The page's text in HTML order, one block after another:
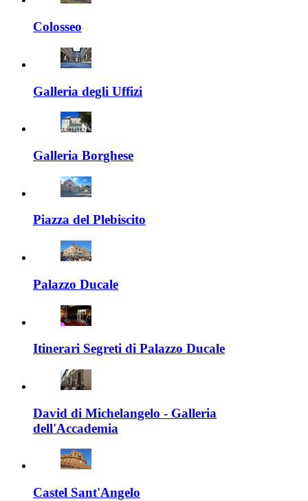
Colosseo
Galleria degli Uffizi
Galleria Borghese
Piazza del Plebiscito
Palazzo Ducale
Itinerari Segreti di Palazzo Ducale
David di Michelangelo - Galleria
dell'Accademia
Castel Sant'Angelo